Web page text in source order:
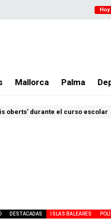
Hoy
Mallorca Palma
oberts’ durante el curso escolar
DESTACADAS ISLAS BALEARES